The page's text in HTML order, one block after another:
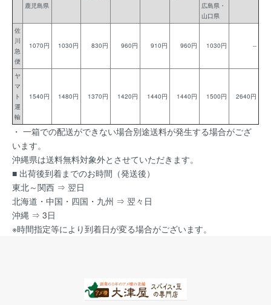
鹿児島県
広島県・
山口県
佐
川
急
便
1070円 1030円 830円 960円 910円 960円 1030円 --
ヤ
マ
ト
運
輸
1540円 1480円 1370円 1420円 1440円 1440円 1500円 2640円
・ 一箱での配送ができない場合別途送料が発生する場合がござ
います。
沖縄県は送料無料対象外とさせていただきます。
■ 出荷後到着までのお時間（発送後）
東北～関西 ⇒ 翌日
北海道・中国・四国・九州 ⇒ 翌々日
沖縄 ⇒ 3日
※時間指定等により到着日が変る場合がございます。